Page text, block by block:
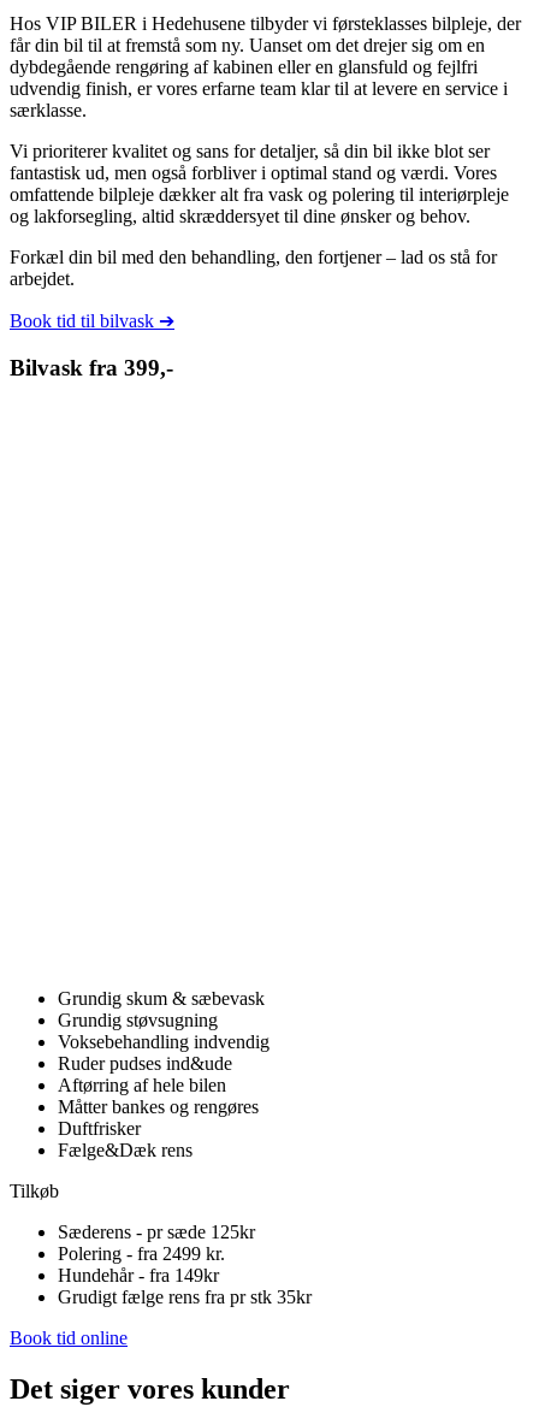
Hos VIP BILER i Hedehusene tilbyder vi førsteklasses bilpleje, der
får din bil til at fremstå som ny. Uanset om det drejer sig om en
dybdegående rengøring af kabinen eller en glansfuld og fejlfri
udvendig finish, er vores erfarne team klar til at levere en service i
særklasse.
Vi prioriterer kvalitet og sans for detaljer, så din bil ikke blot ser
fantastisk ud, men også forbliver i optimal stand og værdi. Vores
omfattende bilpleje dækker alt fra vask og polering til interiørpleje
og lakforsegling, altid skræddersyet til dine ønsker og behov.
Forkæl din bil med den behandling, den fortjener – lad os stå for
arbejdet.
Book tid til bilvask ➔
Bilvask fra 399,-
Grundig skum & sæbevask
Grundig støvsugning
Voksebehandling indvendig
Ruder pudses ind&ude
Aftørring af hele bilen
Måtter bankes og rengøres
Duftfrisker
Fælge&Dæk rens
Tilkøb
Sæderens - pr sæde 125kr
Polering - fra 2499 kr.
Hundehår - fra 149kr
Grudigt fælge rens fra pr stk 35kr
Book tid online
Det siger vores kunder